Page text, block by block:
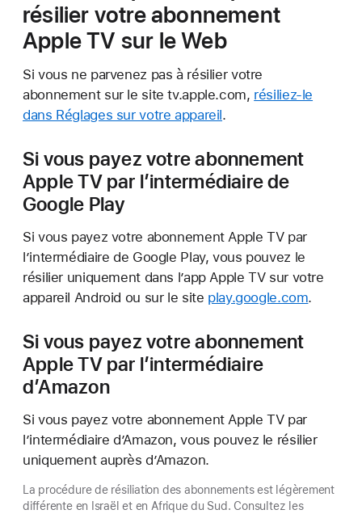
résilier votre abonnement
Apple TV sur le Web
Si vous ne parvenez pas à résilier votre
abonnement sur le site tv.apple.com, résiliez-le
dans Réglages sur votre appareil.
Si vous payez votre abonnement
Apple TV par l’intermédiaire de
Google Play
Si vous payez votre abonnement Apple TV par
l’intermédiaire de Google Play, vous pouvez le
résilier uniquement dans l’app Apple TV sur votre
appareil Android ou sur le site play.google.com.
Si vous payez votre abonnement
Apple TV par l’intermédiaire
d’Amazon
Si vous payez votre abonnement Apple TV par
l’intermédiaire d’Amazon, vous pouvez le résilier
uniquement auprès d’Amazon.
La procédure de résiliation des abonnements est légèrement
différente en Israël et en Afrique du Sud. Consultez les